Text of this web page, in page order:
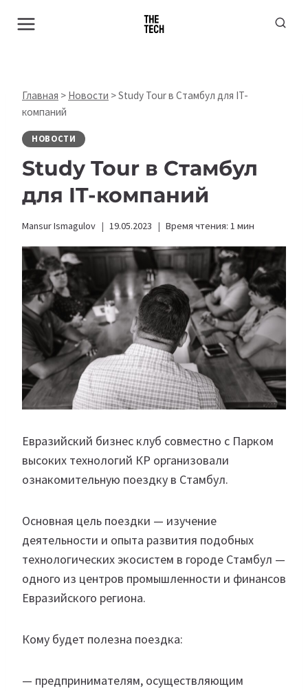
Главная > Новости >Study Tour в Стамбул для IT-
компаний
НОВОСТИ
Study Tour в Стамбул
для IT-компаний
Mansur Ismagulov 19.05.2023 Время чтения: 1 мин
Евразийский бизнес клуб совместно с Парком
высоких технологий КР организовали
ознакомительную поездку в Стамбул.
Основная цель поездки — изучение
деятельности и опыта развития подобных
технологических экосистем в городе Стамбул —
одного из центров промышленности и финансов
Евразийского региона.
Кому будет полезна поездка:
— предпринимателям, осуществляющим